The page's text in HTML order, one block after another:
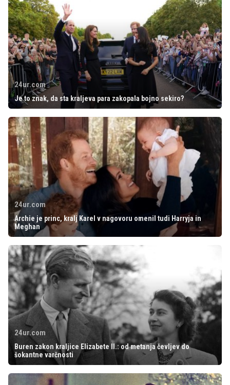
24ur.com
Je to znak, da sta kraljeva para zakopala bojno sekiro?
24ur.com
Archie je princ, kralj Karel v nagovoru omenil tudi Harryja in
Meghan
24ur.com
Buren zakon kraljice Elizabete II.: od metanja čevljev do
šokantne varčnosti